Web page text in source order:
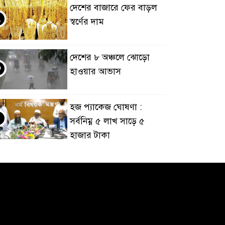
দেশের বাজারে ফের বাড়ল
স্বর্ণের দাম
দেশের ৮ অঞ্চলে ঝোড়ো
হাওয়ার আভাস
হজ প্যাকেজ ঘোষণা :
সর্বনিম্ন ৫ লাখ সাড়ে ৫
হাজার টাকা
আর্জেন্টিনাকে হারিয়ে